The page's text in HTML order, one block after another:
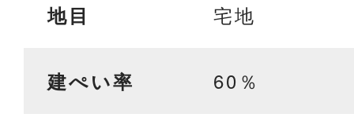
地目 宅地
建ぺい率 60％